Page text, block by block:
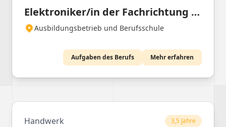
Elektroniker/in der Fachrichtung Automatisierungs- und Systemtechnik
Ausbildungsbetrieb und Berufsschule
Aufgaben des Berufs Mehr erfahren
Handwerk 3,5 Jahre